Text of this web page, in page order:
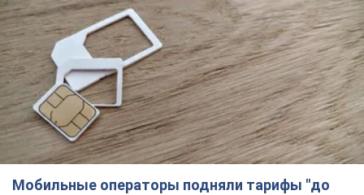
Мобильные операторы подняли тарифы "до